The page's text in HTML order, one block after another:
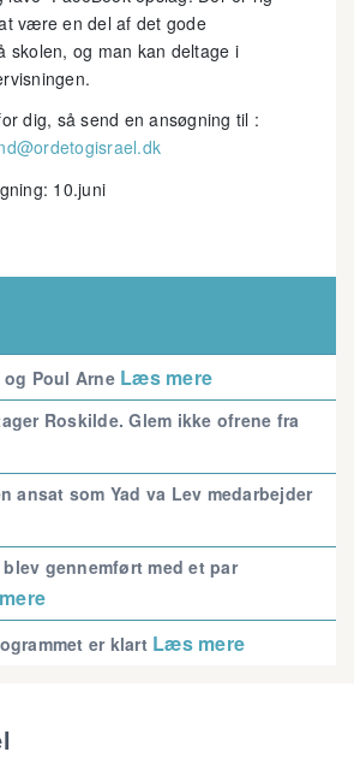
være en del af det gode
skolen, og man kan deltage i
dig, så send en ansøgning til :
10.juni
Poul Arne Læs mere
Roskilde. Glem ikke ofrene fra
ansat som Yad va Lev medarbejder
gennemført med et par
er klart Læs mere